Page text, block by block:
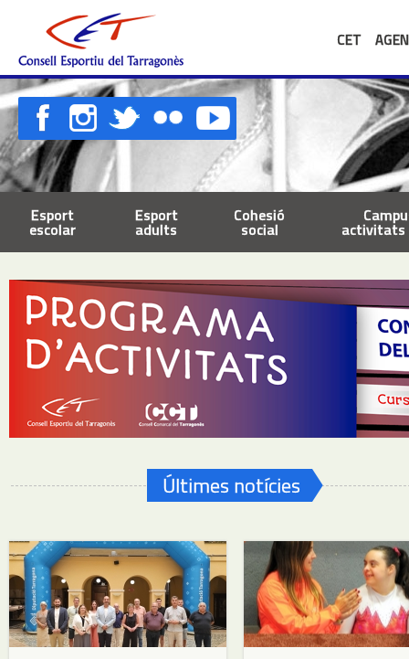
CET
Esport
escolar
Esport
adults
Cohesió
social activitats
Últimes notícies